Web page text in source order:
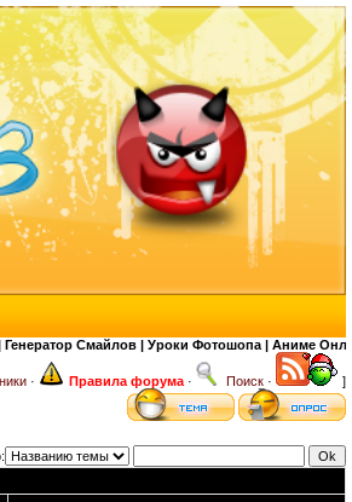
Смайлов | Уроки Фотошопа | Аниме Онлайн |
· Правила форума · Поиск · ]